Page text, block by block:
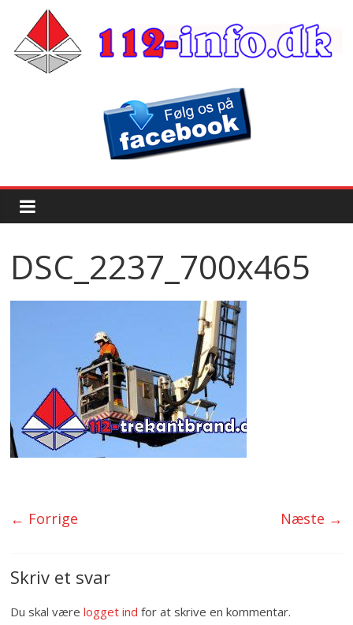
DSC_2237_700x465
← Forrige Næste →
Skriv et svar
Du skal værelogget ind for at skrive en kommentar.